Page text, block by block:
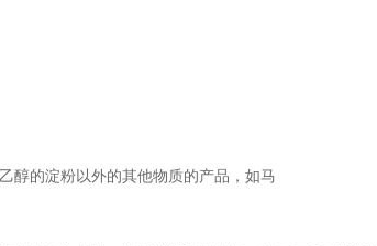
醇的淀粉以外的其他物质的产品，如马